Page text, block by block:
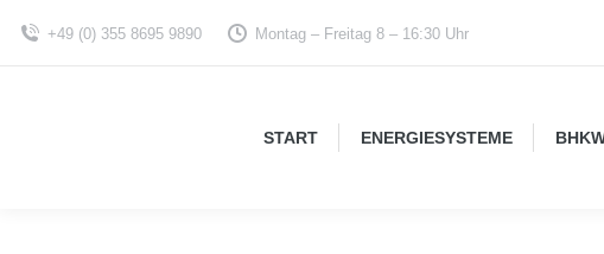
+49 (0) 355 8695 9890 Montag – Freitag 8 – 16:30 Uhr
START ENERGIESYSTEME